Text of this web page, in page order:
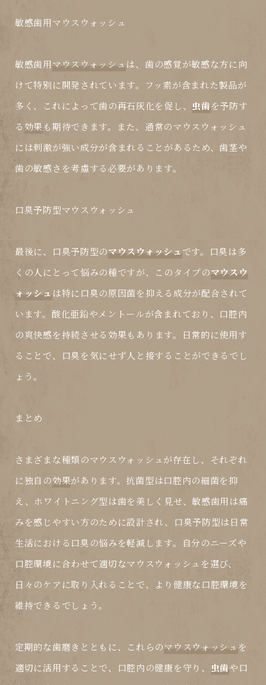
敏感歯用マウスウォッシュ
敏感歯用マウスウォッシュは、歯の感覚が敏感な方に向
けて特別に開発されています。フッ素が含まれた製品が
多く、これによって歯の再石灰化を促し、 虫歯を予防す
る効果も期待できます。また、通常のマウスウォッシュ
には刺激が強い成分が含まれることがあるため、歯茎や
歯の敏感さを考慮する必要があります。
口臭予防型マウスウォッシュ
最後に、口臭予防型のマウスウォッシュです。口臭は多
くの人にとって悩みの種ですが、このタイプのマウスウ
ォッシュ は特に口臭の原因菌を抑える成分が配合されて
います。酸化亜鉛やメントールが含まれており、口腔内
の爽快感を持続させる効果もあります。日常的に使用す
ることで、口臭を気にせず人と接することができるでし
ょう。
まとめ
さまざまな種類のマウスウォッシュが存在し、それぞれ
に独自の効果があります。抗菌型は口腔内の細菌を抑
え、ホワイトニング型は歯を美しく見せ、敏感歯用は痛
みを感じやすい方のために設計され、口臭予防型は日常
生活における口臭の悩みを軽減します。自分のニーズや
口腔環境に合わせて適切なマウスウォッシュを選び、
日々のケアに取り入れることで、より健康な口腔環境を
維持できるでしょう。
定期的な歯磨きとともに、これらのマウスウォッシュ を
適切に活用することで、口腔内の健康を守り、
虫歯や口